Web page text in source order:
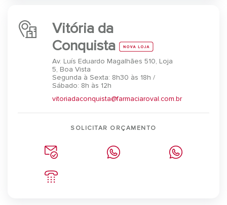
Vitória da
Conquista
Av. Luís Eduardo Magalhães 510, Loja
5, Boa Vista
Segunda à Sexta: 8h30 às 18h /
Sábado: 8h às 12h
vitoriadaconquista@farmaciaroval.com.br
SOLICITAR ORÇAMENTO